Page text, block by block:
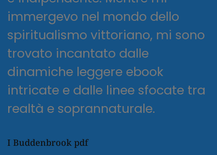
immergevo nel mondo dello
spiritualismo vittoriano, mi sono
trovato incantato dalle
dinamiche leggere ebook
intricate e dalle linee sfocate tra
realtà e soprannaturale.
I Buddenbrook pdf